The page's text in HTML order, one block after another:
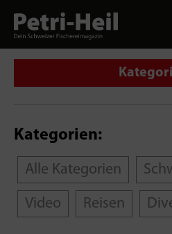
Kategorien:
Alle Kategorien
Video Reisen